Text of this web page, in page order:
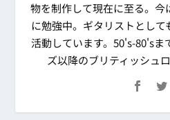
物を制作して現在に至る。今
に勉強中。ギタリストとし
活動しています。50's-80'sま
ズ以降のブリティッシュ